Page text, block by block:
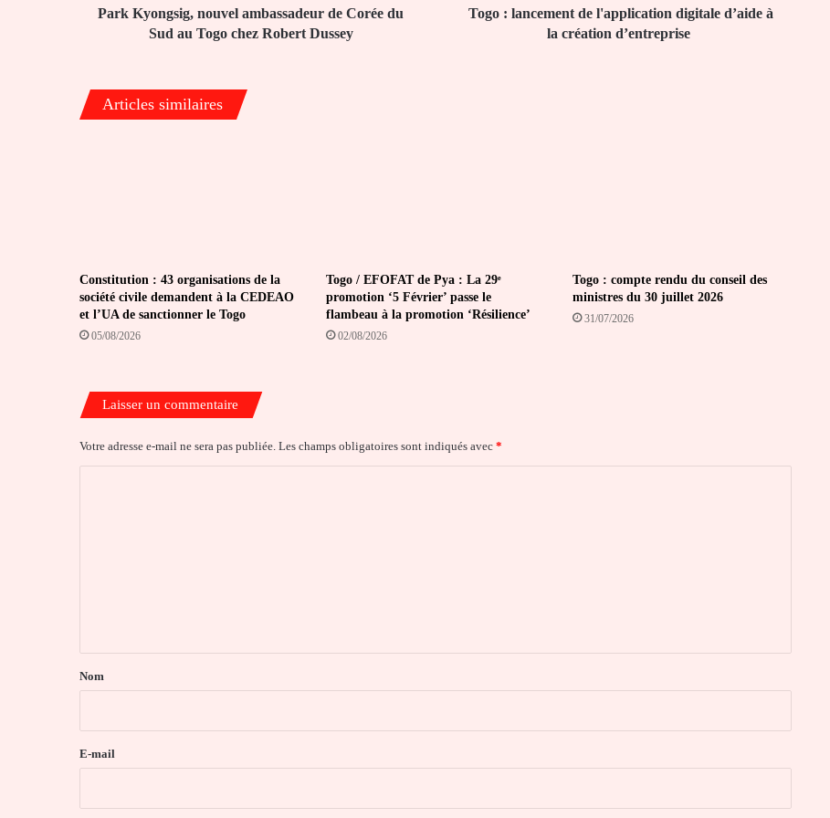
TogoPark Kyongsig, nouvel ambassadeur de Corée du
Sud au Togo chez Robert Dussey
création
Togo : lancement de l'application digitale d’aide à
la création d’entreprise
Articles similaires
Constitution : 43 organisations de la
société civile demandent à la CEDEAO
et l’UA de sanctionner le Togo
05/08/2026
Togo / EFOFAT de Pya : La 29ᵉ
promotion ‘5 Février’ passe le
flambeau à la promotion ‘Résilience’
02/08/2026
Togo : compte rendu du conseil des
ministres du 30 juillet 2026
31/07/2026
Laisser un commentaire
Votre adresse e-mail ne sera pas publiée. Les champs obligatoires sont indiqués avec *
a
e
Nom
E-mail